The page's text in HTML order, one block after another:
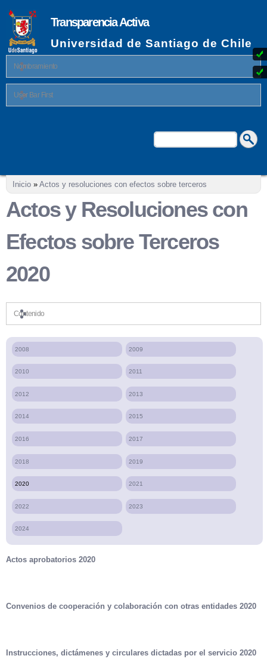
contenido
principal
Transparencia Activa
Universidad de Santiago de Chile
Nombramiento
User Bar First
Formulario de búsqueda
Buscar
Se encuentra usted aquí
Inicio » Actos y resoluciones con efectos sobre terceros
Actos y Resoluciones con
Efectos sobre Terceros
2020
Contenido
2008 2009
2010 2011
2012 2013
2014 2015
2016 2017
2018 2019
2020 2021
2022 2023
2024
Actos aprobatorios 2020
Convenios de cooperación y colaboración con otras entidades 2020
Instrucciones, dictámenes y circulares dictadas por el servicio 2020